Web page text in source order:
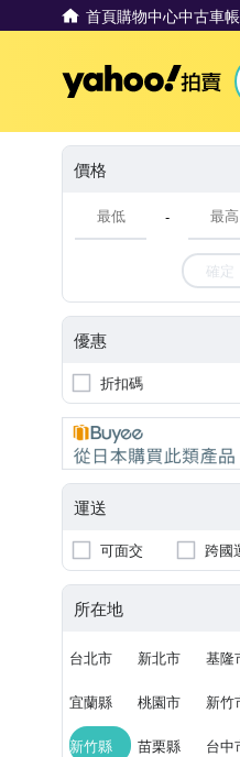
首頁購物中心中古車
價格
-
確定
優惠
折扣碼
運送
可面交 跨國
所在地
台北市 新北市 基隆
宜蘭縣 桃園市 新竹
新竹縣 苗栗縣 台中